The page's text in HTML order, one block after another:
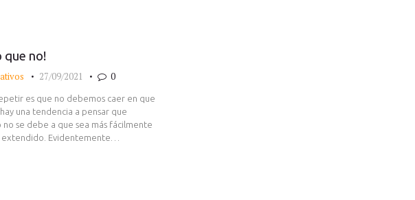
que no!
27/09/2021 0
es que no debemos caer en que
una tendencia a pensar que
se debe a que sea más fácilmente
extendido. Evidentemente…